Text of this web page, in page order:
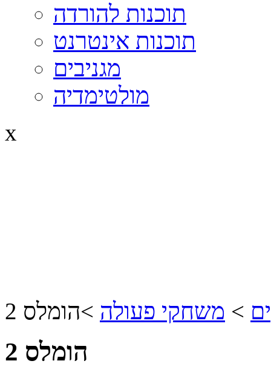
תוכנות להורדה
תוכנות אינטרנט
מגניבים
מולטימדיה
x
> משחקי פעולה >הומלס 2
הומלס 2